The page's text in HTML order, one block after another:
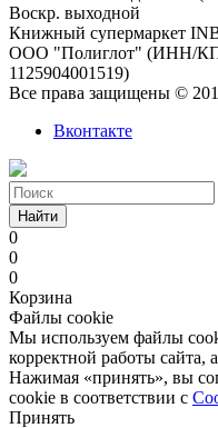
Воскр. выходной
Книжный супермаркет
ООО "Полиглот" (ИНН/
1125904001519)
Все права защищены ©
Вконтакте
Найти
0
0
0
Корзина
Файлы cookie
Мы используем файлы
корректной работы сайта,
Нажимая «принять», вы
cookie в соответствии с
Принять